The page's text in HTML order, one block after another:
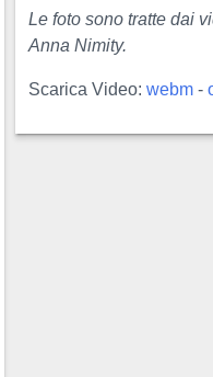
Le foto sono tratte dai
Anna Nimity.
Scarica Video:webm -